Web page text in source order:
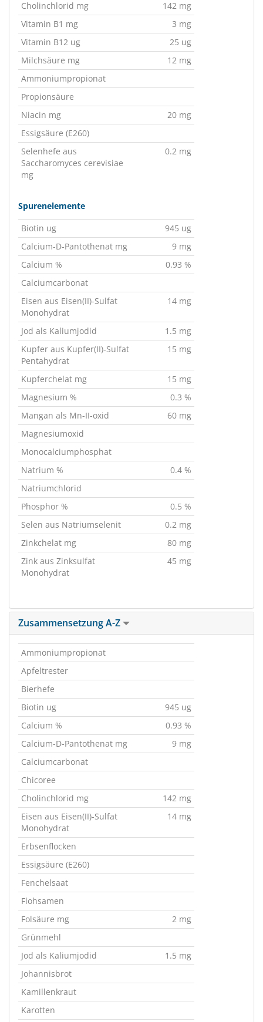
Cholinchlorid mg
142 mg
Vitamin B1 mg
3 mg
Vitamin B12 ug
25 ug
Milchsäure mg
12 mg
Ammoniumpropionat
Propionsäure
Niacin mg
20 mg
Essigsäure (E260)
Selenhefe aus
Saccharomyces cerevisiae
mg
0.2 mg
Spurenelemente
Biotin ug
945 ug
Calcium-D-Pantothenat mg
9 mg
Calcium %
0.93 %
Calciumcarbonat
Eisen aus Eisen(II)-Sulfat
Monohydrat
14 mg
Jod als Kaliumjodid
1.5 mg
Kupfer aus Kupfer(II)-Sulfat
Pentahydrat
15 mg
Kupferchelat mg
15 mg
Magnesium %
0.3 %
Mangan als Mn-II-oxid
60 mg
Magnesiumoxid
Monocalciumphosphat
Natrium %
0.4 %
Natriumchlorid
Phosphor %
0.5 %
Selen aus Natriumselenit
0.2 mg
Zinkchelat mg
80 mg
Zink aus Zinksulfat
Monohydrat
45 mg
Zusammensetzung A-Z
Ammoniumpropionat
Apfeltrester
Bierhefe
Biotin ug
945 ug
Calcium %
0.93 %
Calcium-D-Pantothenat mg
9 mg
Calciumcarbonat
Chicoree
Cholinchlorid mg
142 mg
Eisen aus Eisen(II)-Sulfat
Monohydrat
14 mg
Erbsenflocken
Essigsäure (E260)
Fenchelsaat
Flohsamen
Folsäure mg
2 mg
Grünmehl
Jod als Kaliumjodid
1.5 mg
Johannisbrot
Kamillenkraut
Karotten